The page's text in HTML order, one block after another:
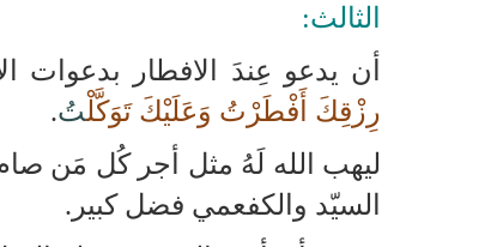
الثالث:
أن يدعو عِندَ الافطار بدعوات
رِزْقِكَ أَفْطَرْتُ وَعَلَيْكَ تَوَكَّلْتُ.
ليهب الله لَهُ مثل أجر كُل مَن
السيّد والكفعمي فضل كبير.